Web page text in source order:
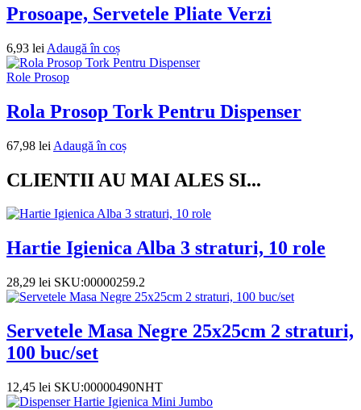
Prosoape, Servetele Pliate Verzi
6,93 lei Adaugă în coș
Role Prosop
Rola Prosop Tork Pentru Dispenser
67,98 lei Adaugă în coș
CLIENTII AU MAI ALES SI...
Hartie Igienica Alba 3 straturi, 10 role
28,29 lei SKU:00000259.2
Servetele Masa Negre 25x25cm 2 straturi,
100 buc/set
12,45 lei SKU:00000490NHT